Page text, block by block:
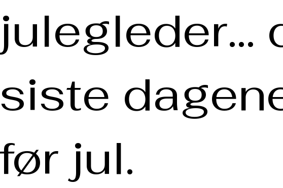
julegleder...
siste
før jul.